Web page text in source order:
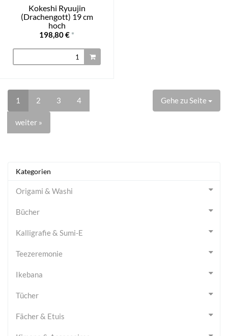
Kokeshi Ryuujin
(Drachengott) 19 cm
hoch
198,80 € *
1 2 3 4
weiter »
Gehe zu Seite
Kategorien
Origami & Washi
Bücher
Kalligrafie & Sumi-E
Teezeremonie
Ikebana
Tücher
Fächer & Etuis